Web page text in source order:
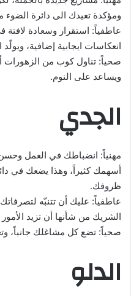
ومؤكدة تعيدك الى دائرة الضوء
عاطفياً: استقرار وسعادة لافتة
انعكاسات ايجابية إضافية، ويولّد
صحياً: تناول كوب من الزهورات
ويساعد على النوم.
الجدي
مهنياً: انضباطك في العمل
أسهمك كثيراً، وهذا يضعك في
ظروفك.
عاطفياً: عليك أن تتنبّه
الشريك من شأنها أن تزيد الأمور
صحياً: تضع كل مشاغلك جانباً،
الدلو